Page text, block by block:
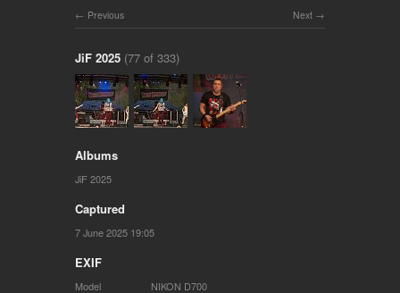
Next
Previous
JiF 2025 (77 of 333)
Albums
JiF 2025
Captured
7 June 2025 19:05
EXIF
Model NIKON D700